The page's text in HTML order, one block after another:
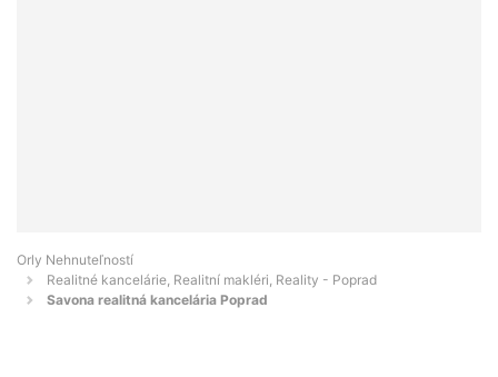
Orly Nehnuteľností
Realitné kancelárie, Realitní makléri, Reality - Poprad
Savona realitná kancelária Poprad